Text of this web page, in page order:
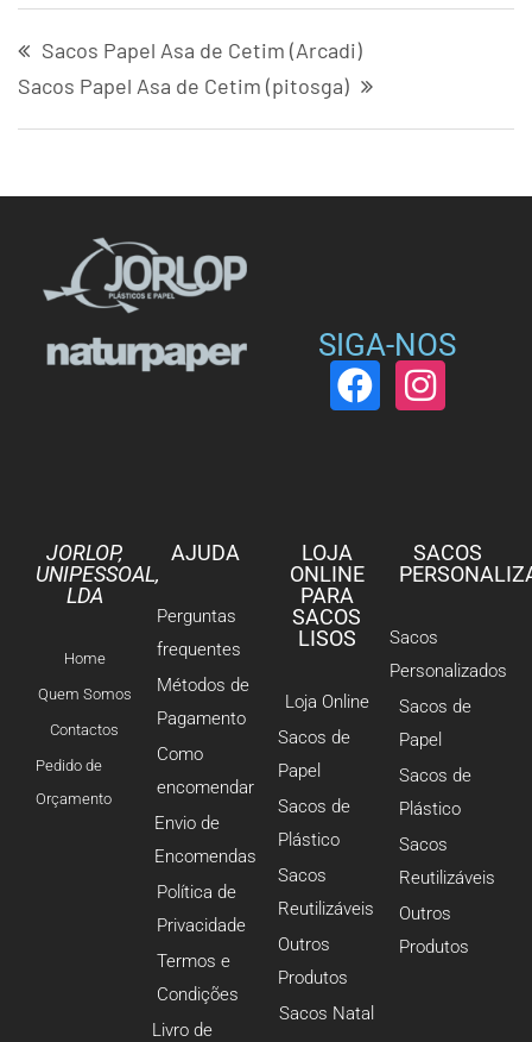
Sacos Papel Asa de Cetim (Arcadi)
Sacos Papel Asa de Cetim (pitosga)
SIGA-NOS
JORLOP,
UNIPESSOAL,
LDA
Home
Quem Somos
Contactos
Pedido de
Orçamento
AJUDA
Perguntas
frequentes
Métodos de
Pagamento
Como
encomendar
Envio de
Encomendas
Política de
Privacidade
Termos e
Condições
Livro de
LOJA
ONLINE
PARA
SACOS
LISOS
Loja Online
Sacos de
Papel
Sacos de
Plástico
Sacos
Reutilizáveis
Outros
Produtos
Sacos Natal
SACOS
Sacos
Personalizados
Sacos de
Papel
Sacos de
Plástico
Sacos
Reutilizáveis
Outros
Produtos